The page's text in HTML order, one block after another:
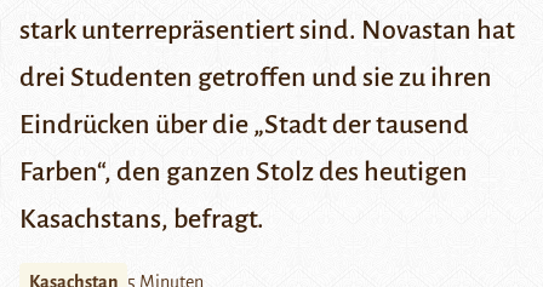
stark unterrepräsentiert sind. Novastan hat
drei Studenten getroffen und sie zu ihren
Eindrücken über die „Stadt der tausend
Farben“, den ganzen Stolz des heutigen
Kasachstans, befragt.
Kasachstan 5 Minuten